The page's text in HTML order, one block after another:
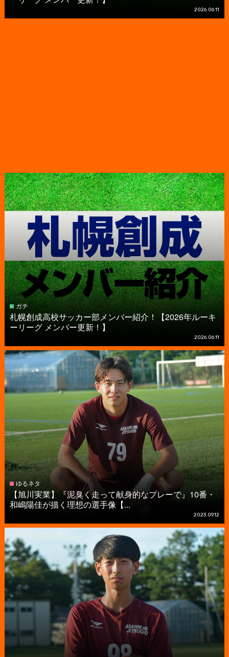
2026.06.11
ガチ
札幌創成高校サッカー部メンバー紹介！【2026年ルーキ
ーリーグ メンバー更新！】
2026.06.11
ゆるネタ
【旭川実業】『泥臭く走って献身的なプレーで』10番・
和嶋陽佳が描く理想の選手像【...
2023.09.12